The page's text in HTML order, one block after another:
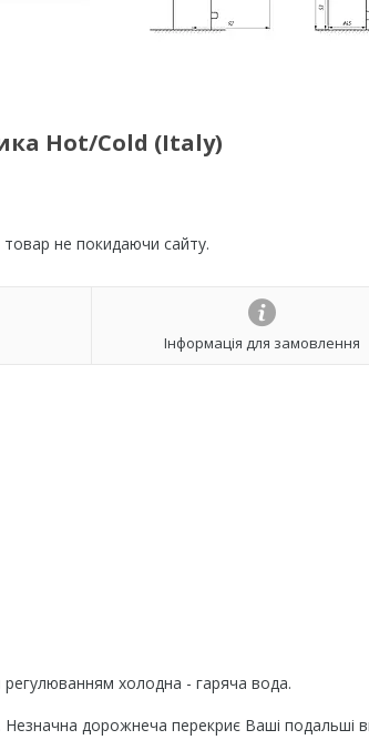
Hot/Cold (Italy)
товар не покидаючи сайту.
Інформація для замовлення
холодна - гаряча вода.
Незначна дорожнеча перекриє Ваші подальші